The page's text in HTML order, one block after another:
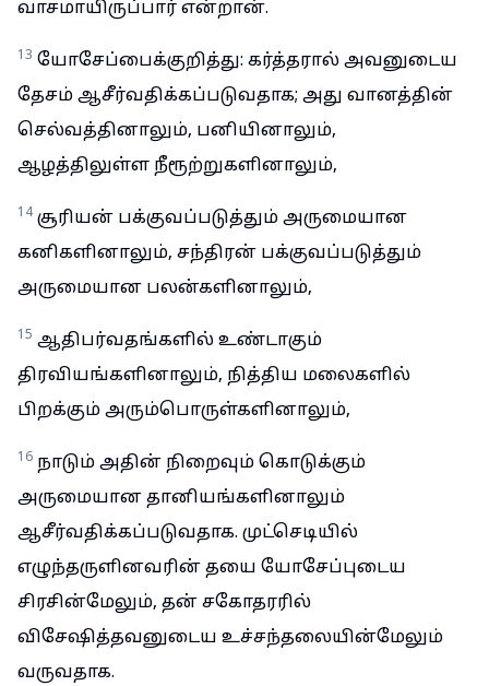
வாசமாயிருப்பார் என்றான்.
13 யோசேப்பைக்குறித்து: கர்த்தரால் அவனுடைய
தேசம் ஆசீர்வதிக்கப்படுவதாக; அது வானத்தின்
செல்வத்தினாலும், பனியினாலும்,
ஆழத்திலுள்ள நீரூற்றுகளினாலும்,
14 சூரியன் பக்குவப்படுத்தும் அருமையான
கனிகளினாலும், சந்திரன் பக்குவப்படுத்தும்
அருமையான பலன்களினாலும்,
15 ஆதிபர்வதங்களில் உண்டாகும்
திரவியங்களினாலும், நித்திய மலைகளில்
பிறக்கும் அரும்பொருள்களினாலும்,
16 நாடும் அதின் நிறைவும் கொடுக்கும்
அருமையான தானியங்களினாலும்
ஆசீர்வதிக்கப்படுவதாக. முட்செடியில்
எழுந்தருளினவரின் தயை யோசேப்புடைய
சிரசின்மேலும், தன் சகோதரரில்
விசேஷித்தவனுடைய உச்சந்தலையின்மேலும்
வருவதாக.